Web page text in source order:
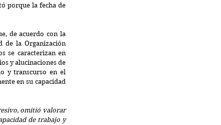
porque la fecha de
de acuerdo con la
de la Organización
se caracterizan en
y alucinaciones de
y transcurso en el
en su capacidad
omitió valorar
de trabajo y